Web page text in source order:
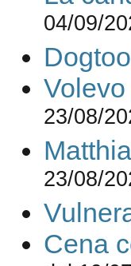
04/09/
23/08/
23/08/
Cena